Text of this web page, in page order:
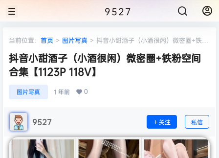
9527
当前位置： 首页 > 图片写真 > 抖音小甜酒子（小酒很闲）微密圈+铁粉
抖音小甜酒子（小酒很闲）微密圈+铁粉空间
合集【1123P 118V】
图片写真 1 年前 0
9527 关注 私信